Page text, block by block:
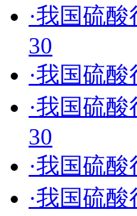
·我国硫
30
·我国硫
·我国硫
30
·我国硫
·我国硫